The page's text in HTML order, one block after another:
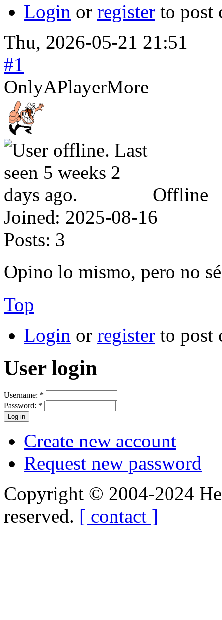
Login or register to post
Thu, 2026-05-21 21:51
#1
OnlyAPlayerMore
Offline
Joined: 2025-08-16
Posts: 3
Opino lo mismo, pero no
Top
Login or register to post
User login
Username: *
Password: *
Create new account
Request new password
Copyright © 2004-2024
reserved. [ contact ]